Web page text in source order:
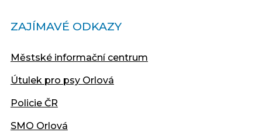
ZAJÍMAVÉ ODKAZY
Městské informační centrum
Útulek pro psy Orlová
Policie ČR
SMO Orlová